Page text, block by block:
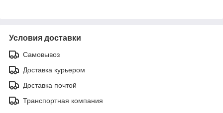
Условия доставки
Самовывоз
Доставка курьером
Доставка почтой
Транспортная компания